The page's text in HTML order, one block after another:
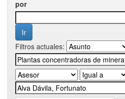
por
Filtros actuales: